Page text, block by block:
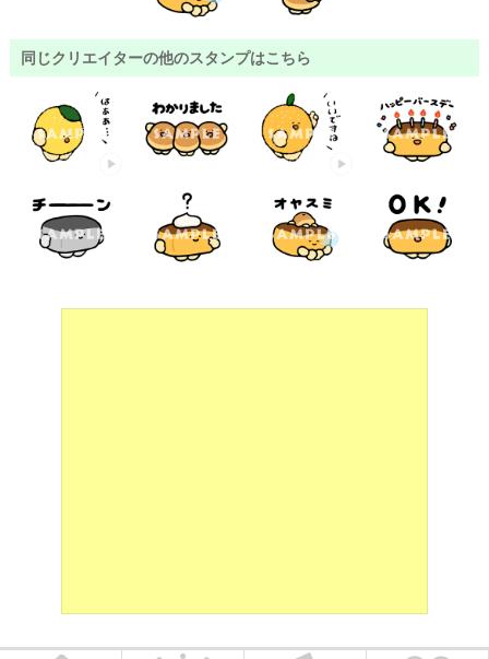
同じクリエイターの他のスタンプはこちら